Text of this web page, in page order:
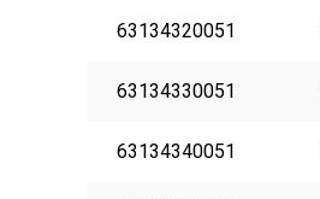
63134320051
63134330051
63134340051